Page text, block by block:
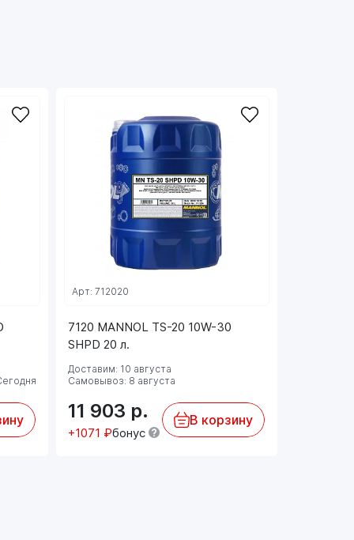
7120 MANNOL TS-20 10W-30
SHPD 20 л.
Арт: 712020
Доставим: 10 августа
Самовывоз: 8 августа
11 903 р.
+1071 ₽бонус
В корзину